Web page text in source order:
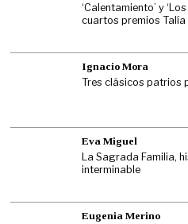
‘Calentamiento’ y
cuartos premios Talía
Ignacio Mora
Tres clásicos patrios
Eva Miguel
La Sagrada Familia,
interminable
Eugenia Merino